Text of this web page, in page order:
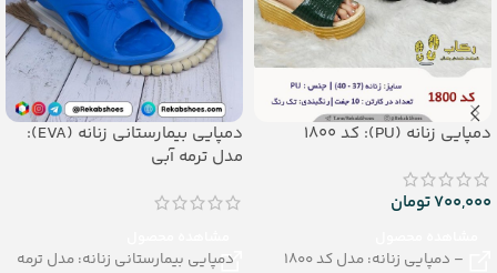
دمپایی زنانه (PU): کد 1800
700,000تومان
– دمپایی زنانه: مدل کد 1800
دمپایی بیمارستانی زنانه (EVA):
مدل ترمه آبی
دمپایی بیمارستانی زنانه: مدل ترمه